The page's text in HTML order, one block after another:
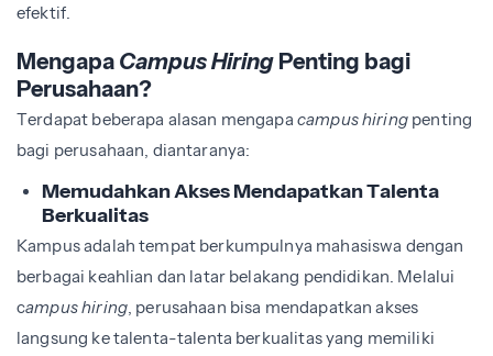
efektif.
Mengapa Campus Hiring Penting bagi
Perusahaan?
Terdapat beberapa alasan mengapa campus hiringpenting
bagi perusahaan, diantaranya:
Memudahkan Akses Mendapatkan Talenta
Berkualitas
Kampus adalah tempat berkumpulnya mahasiswa dengan
berbagai keahlian dan latar belakang pendidikan. Melalui
campus hiring, perusahaan bisa mendapatkan akses
langsung ke talenta-talenta berkualitas yang memiliki